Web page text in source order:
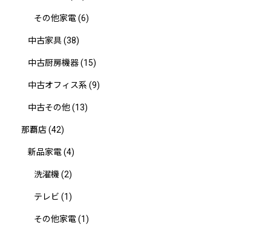
その他家電(6)
中古家具(38)
中古厨房機器(15)
中古オフィス系 (9)
中古その他(13)
那覇店(42)
新品家電(4)
洗濯機 (2)
テレビ (1)
その他家電(1)